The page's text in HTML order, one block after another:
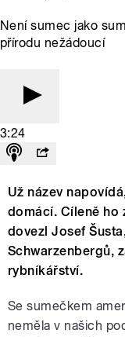
Není sumec jako
přírodu nežádoucí
3:24
Už název
domácí. Cíleně ho
dovezl Josef
Schwarzenbergů,
rybníkářství.
Se sumečkem
neměla v našich